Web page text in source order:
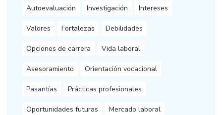
Autoevaluación Investigación Intereses
Valores Fortalezas Debilidades
Opciones de carrera Vida laboral
Asesoramiento Orientación vocacional
Pasantías Prácticas profesionales
Oportunidades futuras Mercado laboral